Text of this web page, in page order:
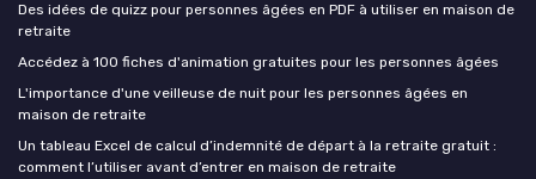
Des idées de quizz pour personnes âgées en PDF à utiliser en maison de
retraite
Accédez à 100 fiches d'animation gratuites pour les personnes âgées
L'importance d'une veilleuse de nuit pour les personnes âgées en
maison de retraite
Un tableau Excel de calcul d’indemnité de départ à la retraite gratuit :
comment l’utiliser avant d’entrer en maison de retraite